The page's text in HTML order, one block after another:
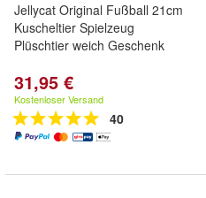
Jellycat Original Fußball 21cm
Kuscheltier Spielzeug
Plüschtier weich Geschenk
31,95 €
Kostenloser Versand
40